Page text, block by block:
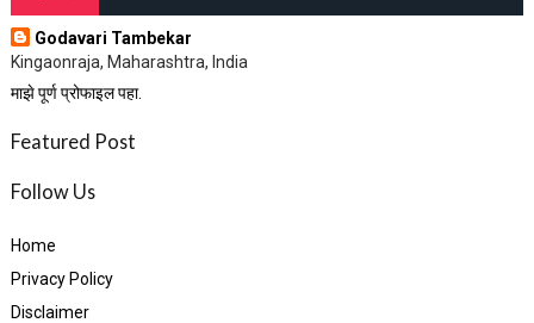
Godavari Tambekar
Kingaonraja, Maharashtra, India
माझे पूर्ण प्रोफाइल पहा.
Featured Post
Follow Us
Home
Privacy Policy
Disclaimer